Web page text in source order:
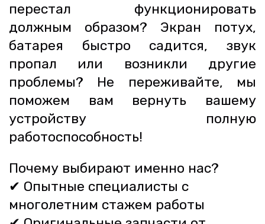
перестал функционировать
должным образом? Экран потух,
батарея быстро садится, звук
пропал или возникли другие
проблемы? Не переживайте, мы
поможем вам вернуть вашему
устройству полную
работоспособность!
Почему выбирают именно нас?
✔ Опытные специалисты с
многолетним стажем работы